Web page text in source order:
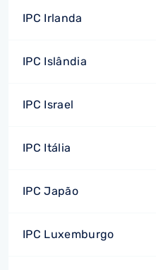
IPC Irlanda
IPC Islândia
IPC Israel
IPC Itália
IPC Japão
IPC Luxemburgo